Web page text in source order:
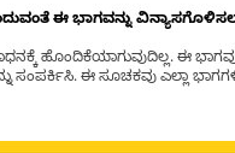
ಈ ಭಾಗವನ್ನು
ಹೊಂದಿಕೆಯಾಗುವುದಿಲ್ಲ. ಈ
ಈ ಸೂಚಕವು ಎಲ್ಲಾ